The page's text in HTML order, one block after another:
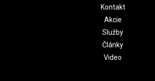
Kontakt
Akcie
Služby
Články
Video